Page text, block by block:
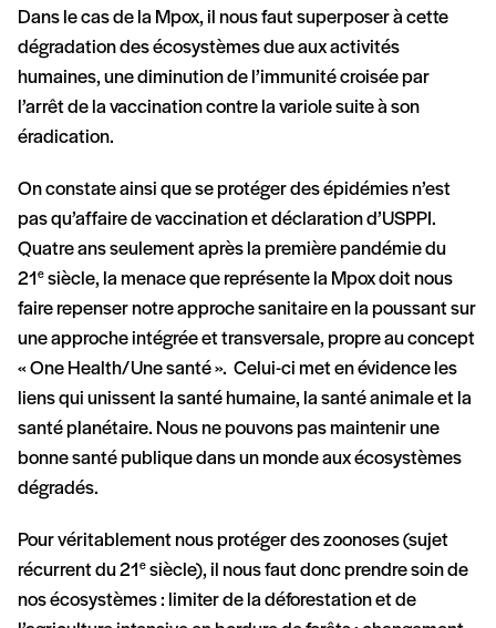
Dans le cas de la Mpox, il nous faut superposer à cette
dégradation des écosystèmes due aux activités
humaines, une diminution de l’immunité croisée par
l’arrêt de la vaccination contre la variole suite à son
éradication.
On constate ainsi que se protéger des épidémies n’est
pas qu’affaire de vaccination et déclaration d’USPPI.
Quatre ans seulement après la première pandémie du
21 e siècle, la menace que représente la Mpox doit nous
faire repenser notre approche sanitaire en la poussant sur
une approche intégrée et transversale, propre au concept
« One Health/Une santé ». Celui-ci met en évidence les
liens qui unissent la santé humaine, la santé animale et la
santé planétaire. Nous ne pouvons pas maintenir une
bonne santé publique dans un monde aux écosystèmes
dégradés.
Pour véritablement nous protéger des zoonoses (sujet
récurrent du 21 e siècle), il nous faut donc prendre soin de
nos écosystèmes : limiter de la déforestation et de